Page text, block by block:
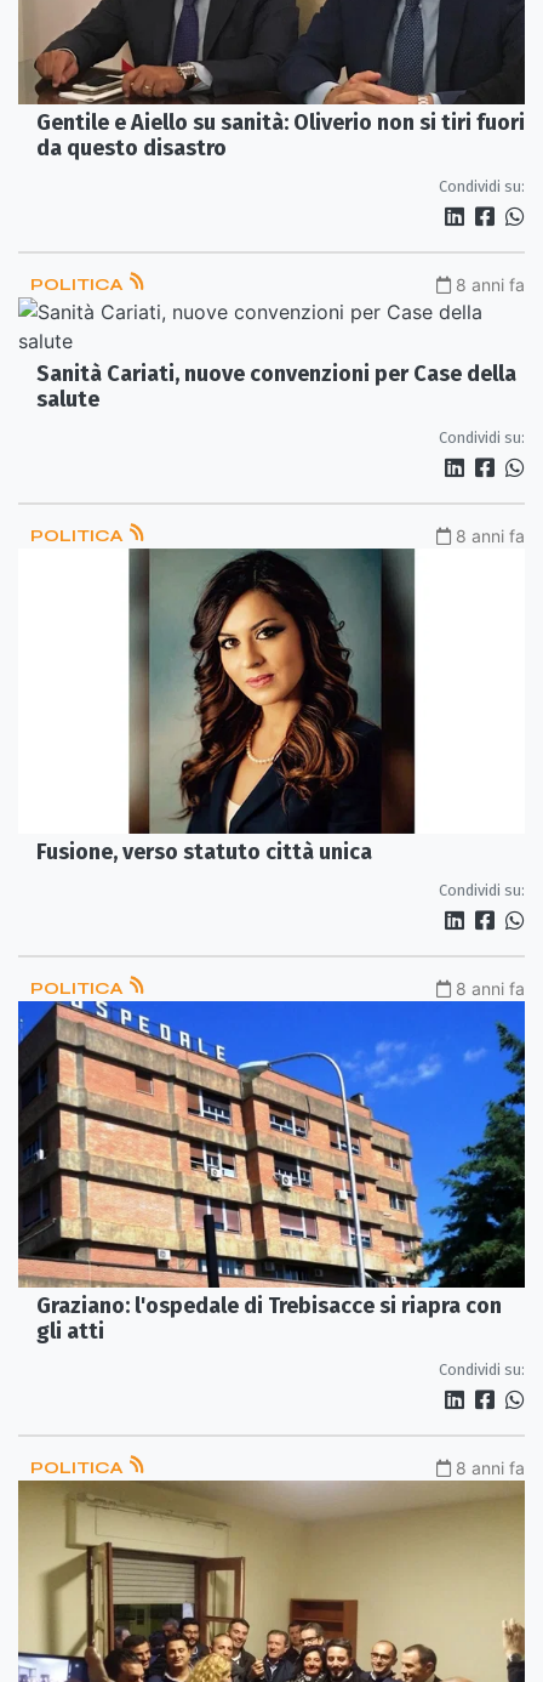
Gentile e Aiello su sanità: Oliverio non si tiri fuori
da questo disastro
Condividi su:
POLITICA 8 anni fa
Sanità Cariati, nuove convenzioni per Case della
salute
Condividi su:
POLITICA 8 anni fa
Fusione, verso statuto città unica
Condividi su:
POLITICA 8 anni fa
Graziano: l'ospedale di Trebisacce si riapra con
gli atti
Condividi su:
POLITICA 8 anni fa